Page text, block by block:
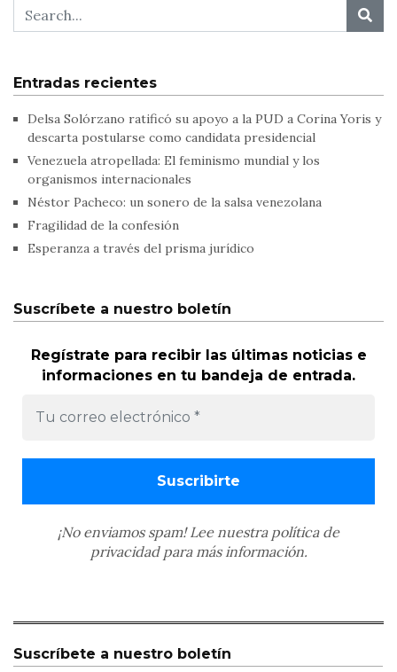
Entradas recientes
Delsa Solórzano ratificó su apoyo a la PUD a Corina Yoris y
descarta postularse como candidata presidencial
Venezuela atropellada: El feminismo mundial y los
organismos internacionales
Néstor Pacheco: un sonero de la salsa venezolana
Fragilidad de la confesión
Esperanza a través del prisma jurídico
Suscríbete a nuestro boletín
Regístrate para recibir las últimas noticias e
informaciones en tu bandeja de entrada.
¡No enviamos spam! Lee nuestra política de
privacidadpara más información.
Suscríbete a nuestro boletín